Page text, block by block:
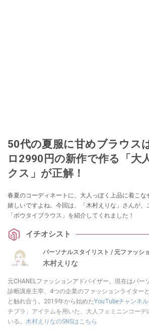
50代の夏服に甘めブラウス
ロ2990円の新作で作る「大
クス」が正解！
春夏のコーディネートに、大人っぽく上品に着こな
嬉しいですよね。今回は、「木村えりな」さんが、
「ボウタイブラウス」を紹介してくれました！
イチオシスト
パーソナルスタイリスト / 元ファッシ
木村えりな
元CHANELファッションアドバイザー。現在はパー
診断講座主宰、4つの企業のファッションライター
と触れ合う。2019年から始めたYouTubeチャンネル
チプラ」アイテムを用いた、大人フェミニンコーデ
いる。 木村えりなのSNSはこちら